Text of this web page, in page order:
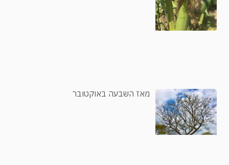
מאז השבעה באוקטובר